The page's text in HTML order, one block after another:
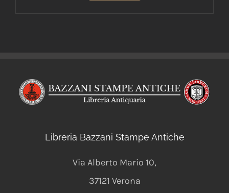
Libreria Bazzani Stampe Antiche
Via Alberto Mario 10,
37121 Verona